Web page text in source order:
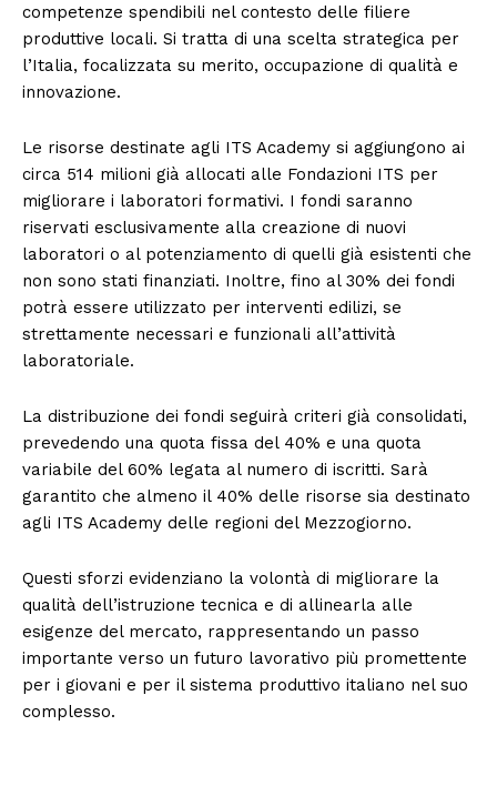
competenze spendibili nel contesto delle filiere
produttive locali. Si tratta di una scelta strategica per
l’Italia, focalizzata su merito, occupazione di qualità e
innovazione.
Le risorse destinate agli ITS Academy si aggiungono ai
circa 514 milioni già allocati alle Fondazioni ITS per
migliorare i laboratori formativi. I fondi saranno
riservati esclusivamente alla creazione di nuovi
laboratori o al potenziamento di quelli già esistenti che
non sono stati finanziati. Inoltre, fino al 30% dei fondi
potrà essere utilizzato per interventi edilizi, se
strettamente necessari e funzionali all’attività
laboratoriale.
La distribuzione dei fondi seguirà criteri già consolidati,
prevedendo una quota fissa del 40% e una quota
variabile del 60% legata al numero di iscritti. Sarà
garantito che almeno il 40% delle risorse sia destinato
agli ITS Academy delle regioni del Mezzogiorno.
Questi sforzi evidenziano la volontà di migliorare la
qualità dell’istruzione tecnica e di allinearla alle
esigenze del mercato, rappresentando un passo
importante verso un futuro lavorativo più promettente
per i giovani e per il sistema produttivo italiano nel suo
complesso.